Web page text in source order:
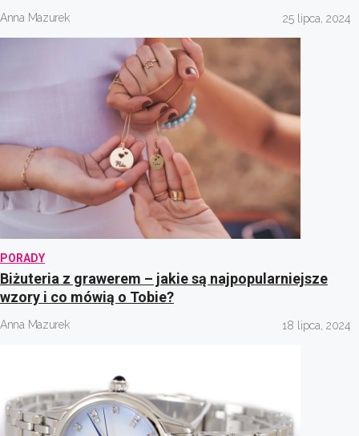
Anna Mazurek 25 lipca, 2024
PORADY
Biżuteria z grawerem – jakie są najpopularniejsze
wzory i co mówią o Tobie?
Anna Mazurek 18 lipca, 2024